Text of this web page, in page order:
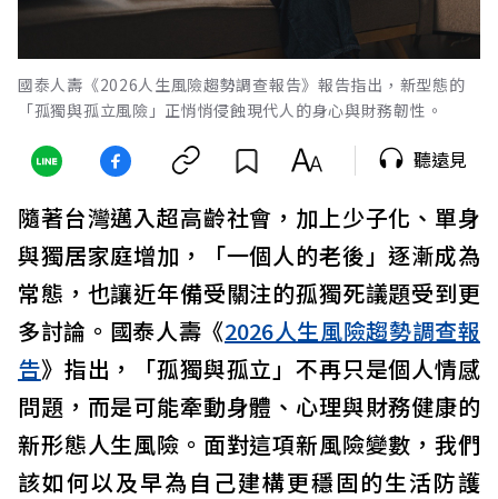
國泰人壽《2026人生風險趨勢調查報告》報告指出，新型態的
「孤獨與孤立風險」正悄悄侵蝕現代人的身心與財務韌性。
聽遠見
隨著台灣邁入超高齡社會，加上少子化、單身
與獨居家庭增加，「一個人的老後」逐漸成為
常態，也讓近年備受關注的孤獨死議題受到更
多討論。國泰人壽《2026人生風險趨勢調查報
告》指出，「孤獨與孤立」不再只是個人情感
問題，而是可能牽動身體、心理與財務健康的
新形態人生風險。面對這項新風險變數，我們
該如何以及早為自己建構更穩固的生活防護